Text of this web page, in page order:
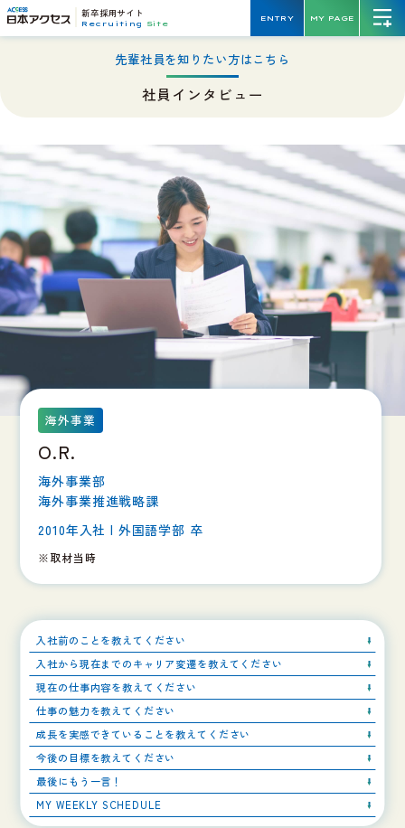
新卒採用サイト
Recruiting Site
ENTRY MY PAGE
先輩社員を知りたい方はこちら
社員インタビュー
海外事業
O.R.
海外事業部
海外事業推進戦略課
2010年入社 | 外国語学部 卒
※取材当時
入社前のことを教えてください
入社から現在までのキャリア変遷を教えてください
現在の仕事内容を教えてください
仕事の魅力を教えてください
成長を実感できていることを教えてください
今後の目標を教えてください
最後にもう一言！
MY WEEKLY SCHEDULE